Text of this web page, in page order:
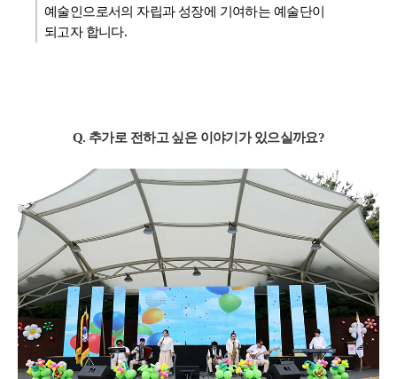
예술인으로서의 자립과 성장에 기여하는 예술단이
되고자 합니다.
Q. 추가로 전하고 싶은 이야기가 있으실까요?